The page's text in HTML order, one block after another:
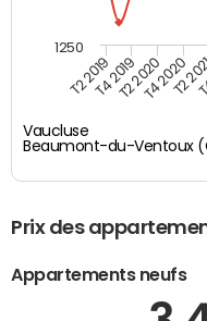
Vaucluse
Beaumont-du-Ventoux
T2 2019T4 2019T2 2020T4 2020
T2
1250
Prix des
Appartements neufs